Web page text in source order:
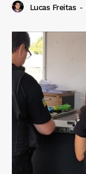
Lucas Freitas -